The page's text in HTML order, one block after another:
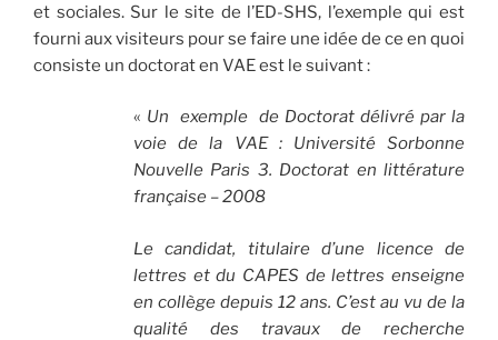
et sociales. Sur le site de l’ED-SHS, l’exemple qui est
fourni aux visiteurs pour se faire une idée de ce en quoi
consiste un doctorat en VAE est le suivant :
« Un exemple de Doctorat délivré par la
voie de la VAE : Université Sorbonne
Nouvelle Paris 3. Doctorat en littérature
française – 2008
Le candidat, titulaire d’une licence de
lettres et du CAPES de lettres enseigne
en collège depuis 12 ans. C’est au vu de la
qualité des travaux de recherche